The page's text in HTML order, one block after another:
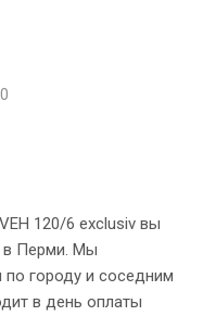
120/6 exclusiv вы
в Перми. Мы
по городу и соседним
в день оплаты